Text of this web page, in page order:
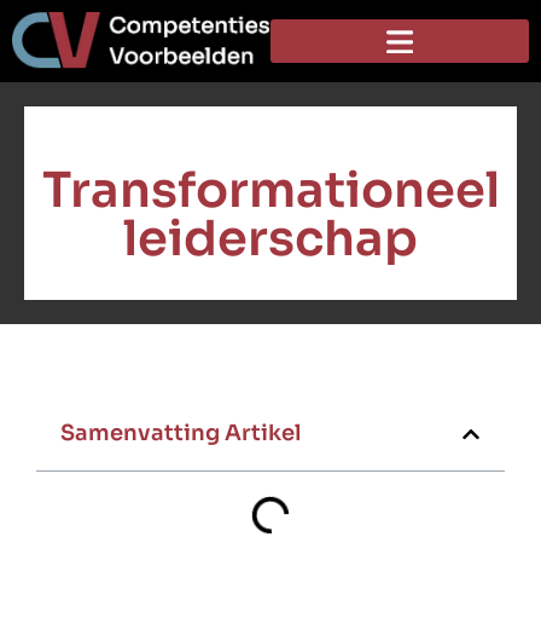
Transformationeel
leiderschap
Samenvatting Artikel